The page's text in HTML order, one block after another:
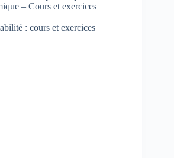
– Cours et exercices
: cours et exercices